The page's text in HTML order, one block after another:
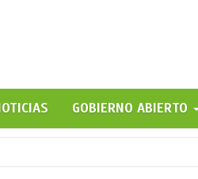
GOBIERNO ABIERTO